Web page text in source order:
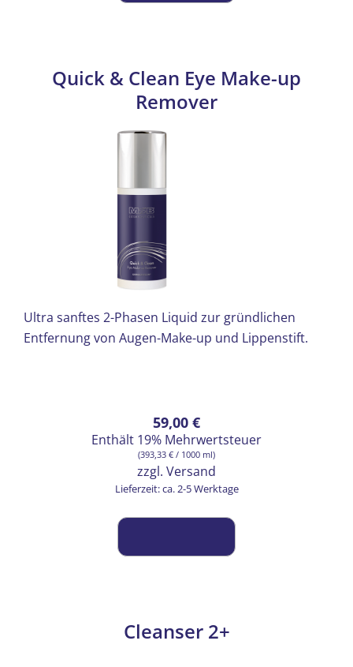
Quick & Clean Eye Make-up
Remover
Ultra sanftes 2-Phasen Liquid zur gründlichen
Entfernung von Augen-Make-up und Lippenstift.
59,00 €
Enthält 19% Mehrwertsteuer
(393,33 € / 1000 ml)
zzgl. Versand
Lieferzeit: ca. 2-5 Werktage
Cleanser 2+